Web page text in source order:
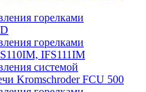
горелками
горелками
IFS111IM
системой
Kromschroder FCU 500